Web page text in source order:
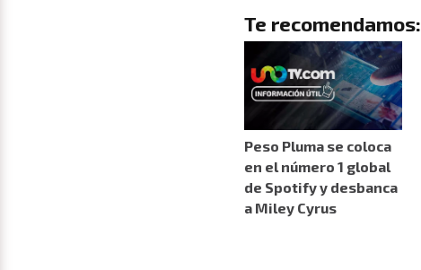
Te recomendamos:
Peso Pluma se coloca
en el número 1 global
de Spotify y desbanca
a Miley Cyrus